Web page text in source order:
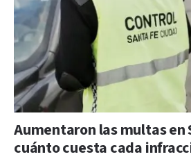
Aumentaron las multas en
cuánto cuesta cada